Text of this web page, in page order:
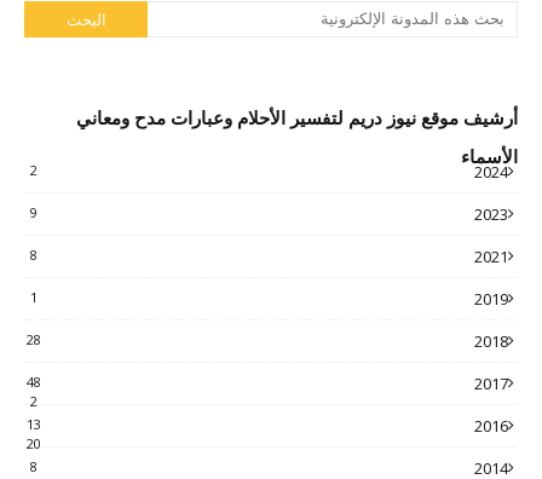
أرشيف موقع نيوز دريم لتفسير الأحلام وعبارات مدح ومعاني
الأسماء
2024
2
2023
9
2021
8
2019
1
2018
28
2017
48
2
2016
13
20
2014
8